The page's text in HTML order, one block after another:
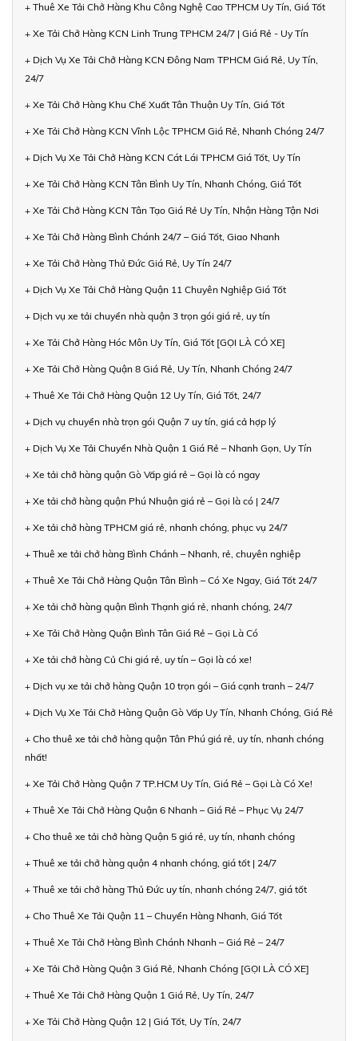
+ Thuê Xe Tải Chở Hàng Khu Công Nghệ Cao TPHCM Uy Tín, Giá Tốt
+ Xe Tải Chở Hàng KCN Linh Trung TPHCM 24/7 | Giá Rẻ - Uy Tín
+ Dịch Vụ Xe Tải Chở Hàng KCN Đông Nam TPHCM Giá Rẻ, Uy Tín,
24/7
+ Xe Tải Chở Hàng Khu Chế Xuất Tân Thuận Uy Tín, Giá Tốt
+ Xe Tải Chở Hàng KCN Vĩnh Lộc TPHCM Giá Rẻ, Nhanh Chóng 24/7
+ Dịch Vụ Xe Tải Chở Hàng KCN Cát Lái TPHCM Giá Tốt, Uy Tín
+ Xe Tải Chở Hàng KCN Tân Bình Uy Tín, Nhanh Chóng, Giá Tốt
+ Xe Tải Chở Hàng KCN Tân Tạo Giá Rẻ Uy Tín, Nhận Hàng Tận Nơi
+ Xe Tải Chở Hàng Bình Chánh 24/7 – Giá Tốt, Giao Nhanh
+ Xe Tải Chở Hàng Thủ Đức Giá Rẻ, Uy Tín 24/7
+ Dịch Vụ Xe Tải Chở Hàng Quận 11 Chuyên Nghiệp Giá Tốt
+ Dịch vụ xe tải chuyển nhà quận 3 trọn gói giá rẻ, uy tín
+ Xe Tải Chở Hàng Hóc Môn Uy Tín, Giá Tốt [GỌI LÀ CÓ XE]
+ Xe Tải Chở Hàng Quận 8 Giá Rẻ, Uy Tín, Nhanh Chóng 24/7
+ Thuê Xe Tải Chở Hàng Quận 12 Uy Tín, Giá Tốt, 24/7
+ Dịch vụ chuyển nhà trọn gói Quận 7 uy tín, giá cả hợp lý
+ Dịch Vụ Xe Tải Chuyển Nhà Quận 1 Giá Rẻ – Nhanh Gọn, Uy Tín
+ Xe tải chở hàng quận Gò Vấp giá rẻ – Gọi là có ngay
+ Xe tải chở hàng quận Phú Nhuận giá rẻ – Gọi là có | 24/7
+ Xe tải chở hàng TPHCM giá rẻ, nhanh chóng, phục vụ 24/7
+ Thuê xe tải chở hàng Bình Chánh – Nhanh, rẻ, chuyên nghiệp
+ Thuê Xe Tải Chở Hàng Quận Tân Bình – Có Xe Ngay, Giá Tốt 24/7
+ Xe tải chở hàng quận Bình Thạnh giá rẻ, nhanh chóng, 24/7
+ Xe Tải Chở Hàng Quận Bình Tân Giá Rẻ – Gọi Là Có
+ Xe tải chở hàng Củ Chi giá rẻ, uy tín – Gọi là có xe!
+ Dịch vụ xe tải chở hàng Quận 10 trọn gói – Giá cạnh tranh – 24/7
+ Dịch Vụ Xe Tải Chở Hàng Quận Gò Vấp Uy Tín, Nhanh Chóng, Giá Rẻ
+ Cho thuê xe tải chở hàng quận Tân Phú giá rẻ, uy tín, nhanh chóng
nhất!
+ Xe Tải Chở Hàng Quận 7 TP.HCM Uy Tín, Giá Rẻ – Gọi Là Có Xe!
+ Thuê Xe Tải Chở Hàng Quận 6 Nhanh – Giá Rẻ – Phục Vụ 24/7
+ Cho thuê xe tải chở hàng Quận 5 giá rẻ, uy tín, nhanh chóng
+ Thuê xe tải chở hàng quận 4 nhanh chóng, giá tốt | 24/7
+ Thuê xe tải chở hàng Thủ Đức uy tín, nhanh chóng 24/7, giá tốt
+ Cho Thuê Xe Tải Quận 11 – Chuyển Hàng Nhanh, Giá Tốt
+ Thuê Xe Tải Chở Hàng Bình Chánh Nhanh – Giá Rẻ – 24/7
+ Xe Tải Chở Hàng Quận 3 Giá Rẻ, Nhanh Chóng [GỌI LÀ CÓ XE]
+ Thuê Xe Tải Chở Hàng Quận 1 Giá Rẻ, Uy Tín, 24/7
+ Xe Tải Chở Hàng Quận 12 | Giá Tốt, Uy Tín, 24/7